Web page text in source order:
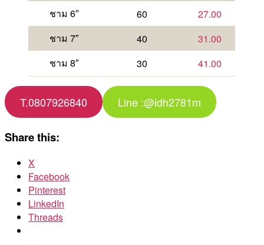
ชาม 6″
60
27.00
ชาม 7″
40
31.00
ชาม 8″
30 41.00
T.0807926840 Line :@idh2781m
Share this:
X
Facebook
Pinterest
LinkedIn
Threads